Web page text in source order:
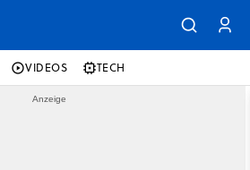
VIDEOS TECH